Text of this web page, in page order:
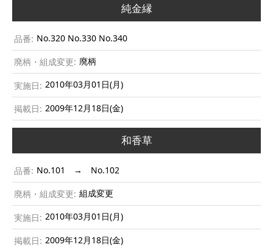
純金縁
No.320 No.330 No.340
廃柄
2010年03月01日(月)
2009年12月18日(金)
和香草
No.101 → No.102
組成変更
2010年03月01日(月)
2009年12月18日(金)